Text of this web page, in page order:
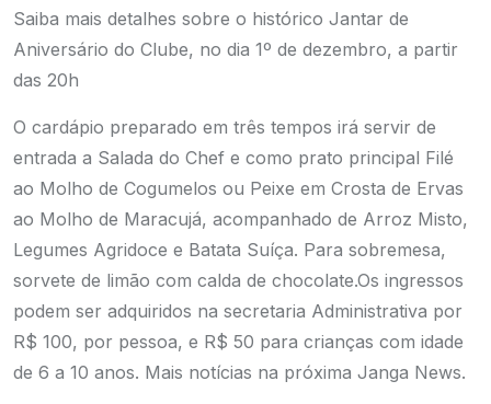
Saiba mais detalhes sobre o histórico Jantar de
Aniversário do Clube, no dia 1º de dezembro, a partir
das 20h
O cardápio preparado em três tempos irá servir de
entrada a Salada do Chef e como prato principal Filé
ao Molho de Cogumelos ou Peixe em Crosta de Ervas
ao Molho de Maracujá, acompanhado de Arroz Misto,
Legumes Agridoce e Batata Suíça. Para sobremesa,
sorvete de limão com calda de chocolate.Os ingressos
podem ser adquiridos na secretaria Administrativa por
R$ 100, por pessoa, e R$ 50 para crianças com idade
de 6 a 10 anos. Mais notícias na próxima Janga News.